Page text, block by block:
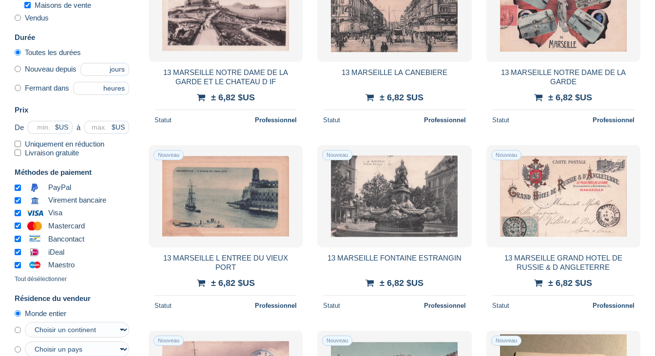
Maisons de vente
Vendus
Durée
Toutes les durées
Nouveau depuis jours
Fermant dans heures
Prix
De $US à $US
Uniquement en réduction
Livraison gratuite
Méthodes de paiement
PayPal
Virement bancaire
Visa
Mastercard
Bancontact
iDeal
Maestro
Tout désélectionner
Résidence du vendeur
Monde entier
13 MARSEILLE NOTRE DAME DE LA
GARDE ET LE CHATEAU D IF
± 6,82 $US
Statut Professionnel
13 MARSEILLE LA CANEBIERE
± 6,82 $US
Statut Professionnel
13 MARSEILLE NOTRE DAME DE LA
GARDE
± 6,82 $US
Statut Professionnel
Nouveau
13 MARSEILLE L ENTREE DU VIEUX
PORT
± 6,82 $US
Statut Professionnel
Nouveau
13 MARSEILLE FONTAINE ESTRANGIN
± 6,82 $US
Statut Professionnel
Nouveau
13 MARSEILLE GRAND HOTEL DE
RUSSIE & D ANGLETERRE
± 6,82 $US
Statut Professionnel
Nouveau Nouveau Nouveau